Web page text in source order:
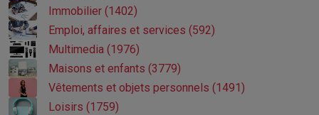
Immobilier (1402)
Emploi, affaires et services (592)
Multimedia (1976)
Maisons et enfants (3779)
Vêtements et objets personnels (1491)
Loisirs (1759)